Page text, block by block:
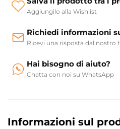
Aggiungilo alla Wishlist
Richiedi informazioni
Ricevi una risposta dal nostro
Hai bisogno di aiuto?
Chatta con noi su WhatsApp
Informazioni sul